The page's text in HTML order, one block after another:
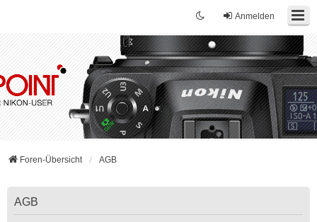
Anmelden
Foren-Übersicht AGB
AGB